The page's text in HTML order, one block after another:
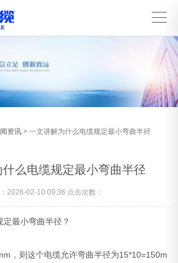
资讯 > 一文讲解为什么电缆规定最小弯曲半径
么电缆规定最小弯曲半径
2026-02-10 09:36 点击次数：
最小弯曲半径？
，则这个电缆允许弯曲半径为15*10=150m